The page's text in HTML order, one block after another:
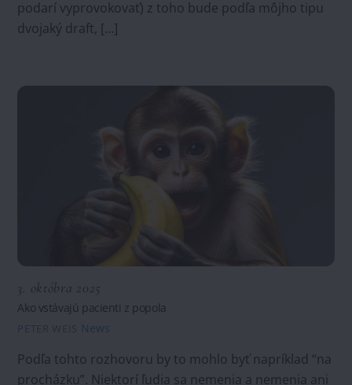
podarí vyprovokovať) z toho bude podľa môjho tipu
dvojaký draft, […]
3. októbra 2025
Ako vstávajú pacienti z popola
PETER WEIS News
Podľa tohto rozhovoru by to mohlo byť napríklad “na
procházku”. Niektorí ľudia sa nemenia a nemenia ani